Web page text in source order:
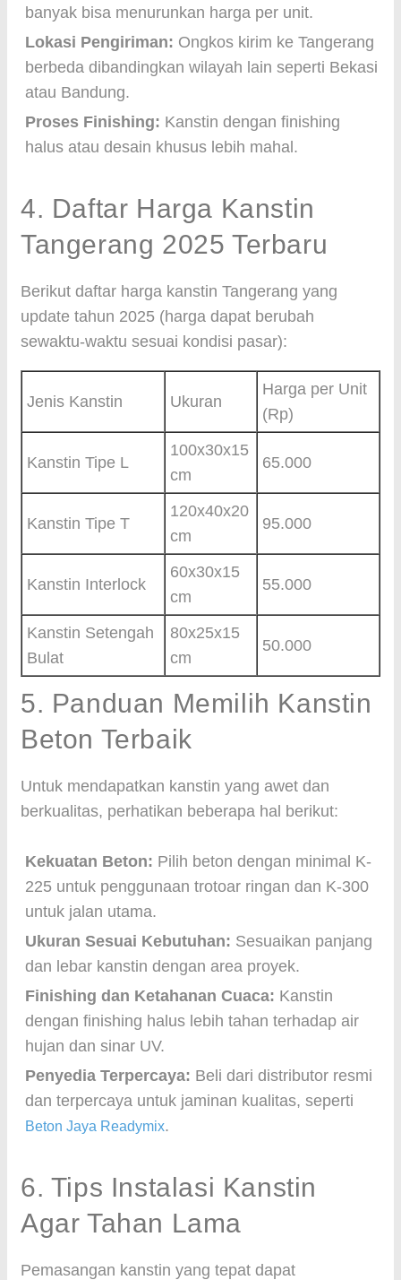
banyak bisa menurunkan harga per unit.
Lokasi Pengiriman: Ongkos kirim ke Tangerang
berbeda dibandingkan wilayah lain seperti Bekasi
atau Bandung.
Proses Finishing: Kanstin dengan finishing
halus atau desain khusus lebih mahal.
4. Daftar Harga Kanstin
Tangerang 2025 Terbaru
Berikut daftar harga kanstin Tangerang yang
update tahun 2025 (harga dapat berubah
sewaktu-waktu sesuai kondisi pasar):
Jenis Kanstin Ukuran
Harga per Unit
(Rp)
Kanstin Tipe L
100x30x15
cm
65.000
Kanstin Tipe T
120x40x20
cm
95.000
Kanstin Interlock
60x30x15
cm
55.000
Kanstin Setengah
Bulat
80x25x15
cm
50.000
5. Panduan Memilih Kanstin
Beton Terbaik
Untuk mendapatkan kanstin yang awet dan
berkualitas, perhatikan beberapa hal berikut:
Kekuatan Beton: Pilih beton dengan minimal K-
225 untuk penggunaan trotoar ringan dan K-300
untuk jalan utama.
Ukuran Sesuai Kebutuhan: Sesuaikan panjang
dan lebar kanstin dengan area proyek.
Finishing dan Ketahanan Cuaca: Kanstin
dengan finishing halus lebih tahan terhadap air
hujan dan sinar UV.
Penyedia Terpercaya: Beli dari distributor resmi
dan terpercaya untuk jaminan kualitas, seperti
Beton Jaya Readymix.
6. Tips Instalasi Kanstin
Agar Tahan Lama
Pemasangan kanstin yang tepat dapat